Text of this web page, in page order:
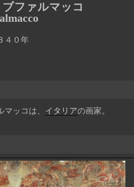
ブファルマッコ
４０年
ッコは、 イタリアの画家。